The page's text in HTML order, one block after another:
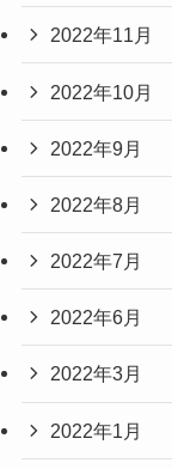
2022年11月
2022年10月
2022年9月
2022年8月
2022年7月
2022年6月
2022年3月
2022年1月